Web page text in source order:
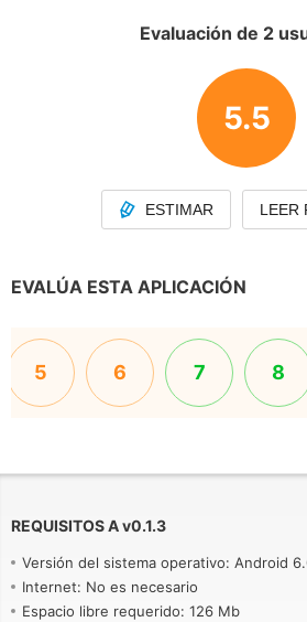
Evaluación de 2
5.5
ESTIMAR LEER
EVALÚA ESTA APLICACIÓN
5 6 7 8
REQUISITOS Av0.1.3
Versión del sistema operativo: Android
Internet: No es necesario
Espacio libre requerido: 126 Mb